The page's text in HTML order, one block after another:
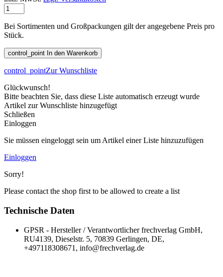
Bei Sortimenten und Großpackungen gilt der angegebene Preis pro
Stück.
control_point In den Warenkorb
control_pointZur Wunschliste
Glückwunsch!
Bitte beachten Sie, dass diese Liste automatisch erzeugt wurde
Artikel zur Wunschliste hinzugefügt
Schließen
Einloggen
Sie müssen eingeloggt sein um Artikel einer Liste hinzuzufügen
Einloggen
Sorry!
Please contact the shop first to be allowed to create a list
Technische Daten
GPSR - Hersteller / Verantwortlicher frechverlag GmbH,
RU4139, Dieselstr. 5, 70839 Gerlingen, DE,
+497118308671, info@frechverlag.de